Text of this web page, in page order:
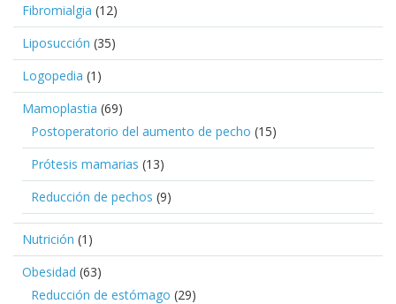
Fibromialgia (12)
Liposucción (35)
Logopedia (1)
Mamoplastia (69)
Postoperatorio del aumento de pecho (15)
Prótesis mamarias (13)
Reducción de pechos (9)
Nutrición (1)
Obesidad (63)
Reducción de estómago (29)